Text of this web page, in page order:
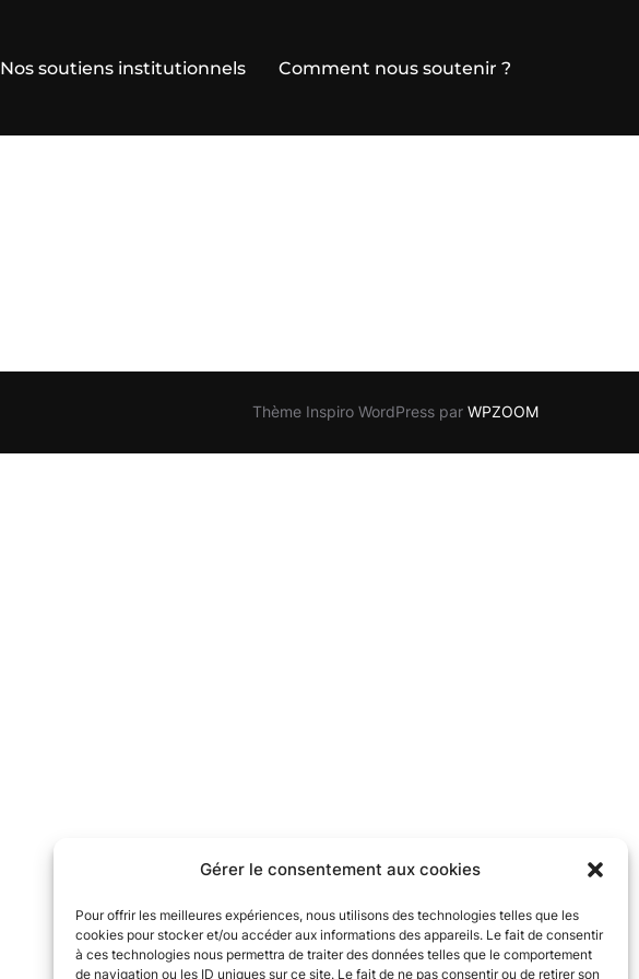
Gérer le consentement aux cookies
Pour offrir les meilleures expériences, nous utilisons des technologies telles que les
cookies pour stocker et/ou accéder aux informations des appareils. Le fait de consentir
à ces technologies nous permettra de traiter des données telles que le comportement
de navigation ou les ID uniques sur ce site. Le fait de ne pas consentir ou de retirer son
Nos soutiens institutionnels Comment nous soutenir ?
Thème Inspiro WordPress par WPZOOM